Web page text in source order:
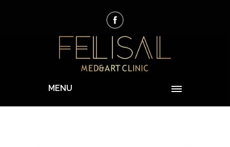
MENU